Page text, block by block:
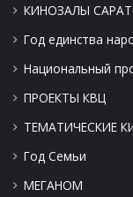
КИНОЗАЛЫ
Год единства
Национальный
ПРОЕКТЫ КВЦ
ТЕМАТИЧЕСКИЕ
Год Семьи
МЕГАНОМ